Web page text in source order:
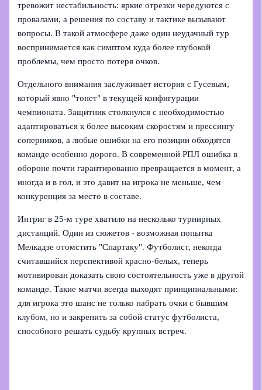
тревожит нестабильность: яркие отрезки чередуются с
провалами, а решения по составу и тактике вызывают
вопросы. В такой атмосфере даже один неудачный тур
воспринимается как симптом куда более глубокой
проблемы, чем просто потеря очков.
Отдельного внимания заслуживает история с Гусевым,
который явно "тонет" в текущей конфигурации
чемпионата. Защитник столкнулся с необходимостью
адаптироваться к более высоким скоростям и прессингу
соперников, а любые ошибки на его позиции обходятся
команде особенно дорого. В современной РПЛ ошибка в
обороне почти гарантированно превращается в момент, а
иногда и в гол, и это давит на игрока не меньше, чем
конкуренция за место в составе.
Интриг в 25‑м туре хватило на несколько турнирных
дистанций. Один из сюжетов - возможная попытка
Мелкадзе отомстить "Спартаку". Футболист, некогда
считавшийся перспективой красно‑белых, теперь
мотивирован доказать свою состоятельность уже в другой
команде. Такие матчи всегда выходят принципиальными:
для игрока это шанс не только набрать очки с бывшим
клубом, но и закрепить за собой статус футболиста,
способного решать судьбу крупных встреч.